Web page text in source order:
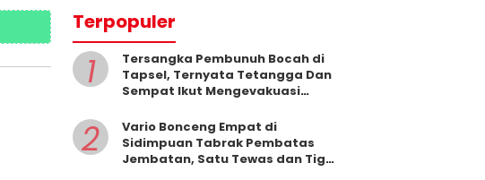
Terpopuler
1
Tersangka Pembunuh Bocah di
Tapsel, Ternyata Tetangga Dan
Sempat Ikut Mengevakuasi
2
Vario Bonceng Empat di
Sidimpuan Tabrak Pembatas
Jembatan, Satu Tewas dan Tiga